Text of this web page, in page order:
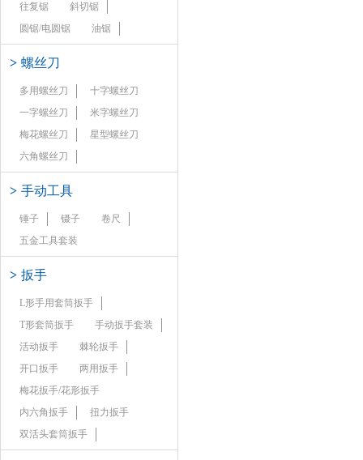
往复锯
斜切锯
圆锯/电圆锯
油锯
> 螺丝刀
多用螺丝刀
十字螺丝刀
一字螺丝刀
米字螺丝刀
梅花螺丝刀
星型螺丝刀
六角螺丝刀
> 手动工具
锤子 镊子
卷尺
五金工具套装
> 扳手
L形手用套筒扳手
T形套筒扳手
手动扳手套装
活动扳手
棘轮扳手
开口扳手
两用扳手
梅花扳手/花形扳手
内六角扳手
扭力扳手
双活头套筒扳手